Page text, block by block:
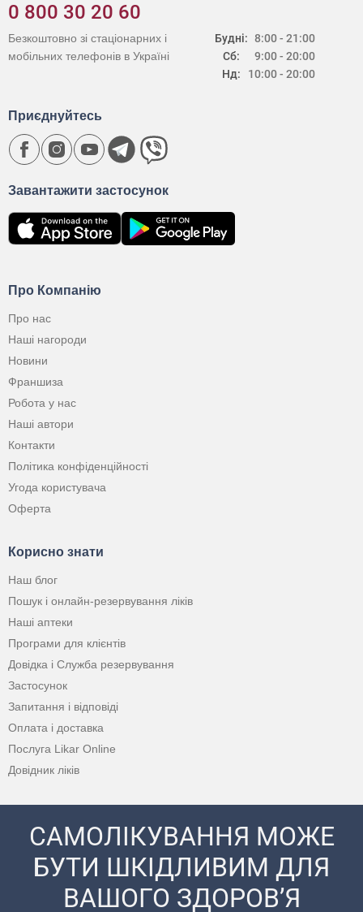
0 800 30 20 60
Будні:
Сб:
Нд:
8:00 - 21:00
9:00 - 20:00
10:00 - 20:00
Безкоштовно зі стаціонарних і
мобільних телефонів в Україні
Про Компанію
Про нас
Наші нагороди
Новини
Франшиза
Робота у нас
Наші автори
Контакти
Політика конфіденційності
Угода користувача
Оферта
Корисно знати
Наш блог
Пошук і онлайн-резервування ліків
Наші аптеки
Програми для клієнтів
Довідка і Служба резервування
Застосунок
Запитання і відповіді
Оплата і доставка
Послуга Likar Online
Довідник ліків
Завантажити застосунок
Приєднуйтесь
САМОЛІКУВАННЯ МОЖЕ
БУТИ ШКІДЛИВИМ ДЛЯ
ВАШОГО ЗДОРОВ’Я